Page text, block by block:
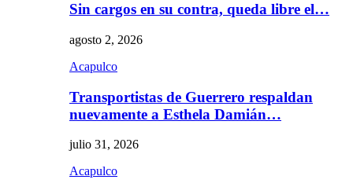
Sin cargos en su contra, queda libre el…
agosto 2, 2026
Acapulco
Transportistas de Guerrero respaldan
nuevamente a Esthela Damián…
julio 31, 2026
Acapulco